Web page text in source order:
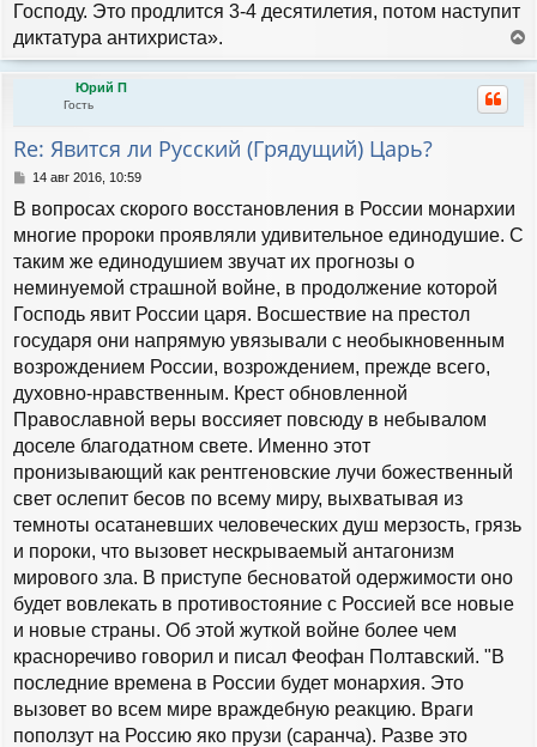
Господу. Это продлится 3-4 десятилетия, потом наступит
диктатура антихриста».
е
р
Юрий П
Гость
Re: Явится ли Русский (Грядущий) Царь?
С
о
б
е
н
е
14 авг 2016, 10:59
В вопросах скорого восстановления в России монархии
многие пророки проявляли удивительное единодушие. С
таким же единодушием звучат их прогнозы о
неминуемой страшной войне, в продолжение которой
Господь явит России царя. Восшествие на престол
государя они напрямую увязывали с необыкновенным
возрождением России, возрождением, прежде всего,
духовно-нравственным. Крест обновленной
Православной веры воссияет повсюду в небывалом
доселе благодатном свете. Именно этот
пронизывающий как рентгеновские лучи божественный
свет ослепит бесов по всему миру, выхватывая из
темноты осатаневших человеческих душ мерзость, грязь
и пороки, что вызовет нескрываемый антагонизм
мирового зла. В приступе бесноватой одержимости оно
будет вовлекать в противостояние с Россией все новые
и новые страны. Об этой жуткой войне более чем
красноречиво говорил и писал Феофан Полтавский. "В
последние времена в России будет монархия. Это
вызовет во всем мире враждебную реакцию. Враги
поползут на Россию яко прузи (саранча). Разве это